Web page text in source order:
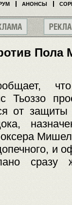
Пола
Тьоззо
от защиты
и
сразу
АНОНСЫ